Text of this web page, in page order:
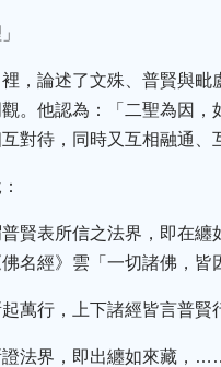
，論述了文殊、普賢與
。他認為：「二聖為因
對待，同時又互相融通、
賢表所信之法界，即在
經》雲「一切諸佛，皆
萬行，上下諸經皆言普賢
法界，即出纏如來藏，